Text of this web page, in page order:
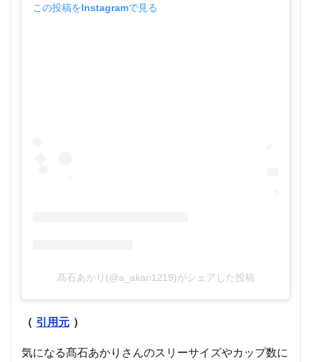
この投稿をInstagramで見る
髙石あかり(@a_akari1219)がシェアした投稿
（ 引用元 ）
気になる髙石あかりさんのスリーサイズやカップ数に